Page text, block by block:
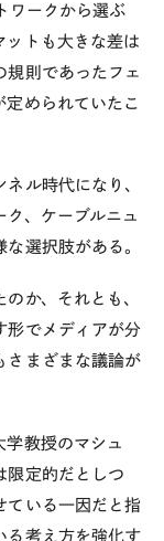
ワークから選ぶ
ットも大きな差は
規則であったフェ
められていたこ
ル時代になり、
、ケーブルニュ
選択肢がある。
か、それとも、
形でメディアが分
さまざまな議論が
学教授のマシュ
限定的だとしつ
ている一因だと指
る考え方を強化す